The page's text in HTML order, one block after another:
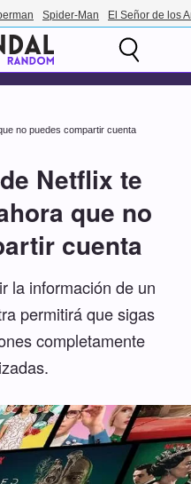
Spider-Man El Señor de los
no puedes compartir cuenta
Netflix te
que no
cuenta
la información de un
permitirá que sigas
completamente